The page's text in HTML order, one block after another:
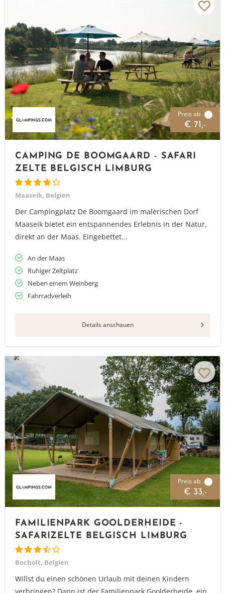
Preis ab i
€ 71,-
CAMPING DE BOOMGAARD - SAFARI
ZELTE BELGISCH LIMBURG
Maaseik, Belgien
Der Campingplatz De Boomgaard im malerischen Dorf
Maaseik bietet ein entspannendes Erlebnis in der Natur,
direkt an der Maas. Eingebettet...
An der Maas
Ruhiger Zeltplatz
Neben einem Weinberg
Fahrradverleih
Details anschauen
Preis ab i
€ 33,-
FAMILIENPARK GOOLDERHEIDE -
SAFARIZELTE BELGISCH LIMBURG
Bocholt, Belgien
Willst du einen schönen Urlaub mit deinen Kindern